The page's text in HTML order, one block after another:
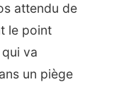
attendu de
le point
qui va
un piège